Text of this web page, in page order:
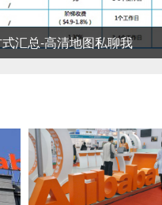
总-高清地图私聊我